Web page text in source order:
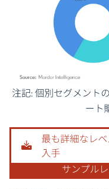
画像 © Mordor Intelligence。